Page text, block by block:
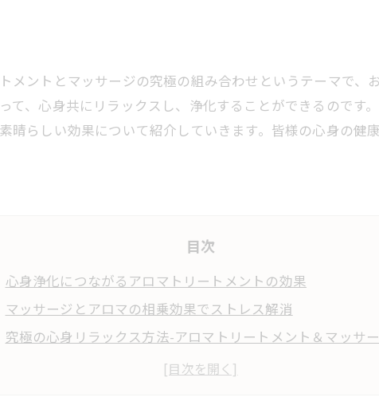
メントとマッサージの究極の組み合わせというテーマで、
て、心身共にリラックスし、浄化することができるのです
晴らしい効果について紹介していきます。皆様の心身の健
目次
心身浄化につながるアロマトリートメントの効果
マッサージとアロマの相乗効果でストレス解消
究極の心身リラックス方法-アロマトリートメント＆マッサ
アロマトリートメントとマッサージの効果的な施術方法